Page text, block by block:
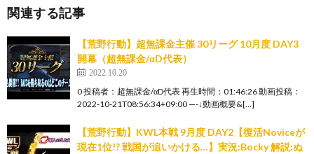
関連する記事
【荒野行動】超無課金主催 30リーグ 10月度 DAY3
開幕（超無課金/αD代表）
2022.10.20
0 投稿者：超無課金/αD代表 再生時間：01:46:26 動画投稿：
2022-10-21T08:56:34+09:00 —-↓動画概要&[…]
【荒野行動】KWL本戦 9月度 DAY2【復活Noviceが
現在1位!? 戦国が追いかける…】実況:Bocky 解説:ぬ